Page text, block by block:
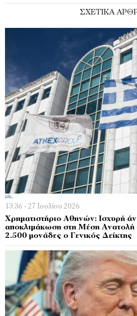
ΣΧΕΤΙΚΑ
13:36 - 27 Ιουλίου 2026
Χρηματιστήριο Αθηνών: Ισχυρή
αποκλιμάκωση στη Μέση Ανατολή
2.500 μονάδες ο Γενικός Δείκτης